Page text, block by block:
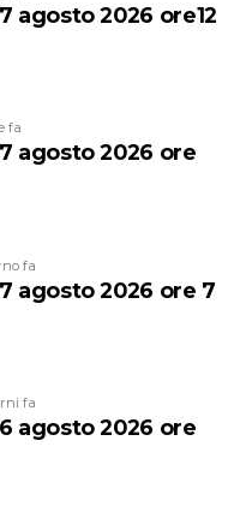
fermarsi alla stazione di
alle 11,56 dalla
una persona che dava
costretto il treno a
La situazione
poi la sospensione del
agosto 2026 ore12
fa
agosto 2026 ore
fa
agosto 2026 ore 7
fa
agosto 2026 ore